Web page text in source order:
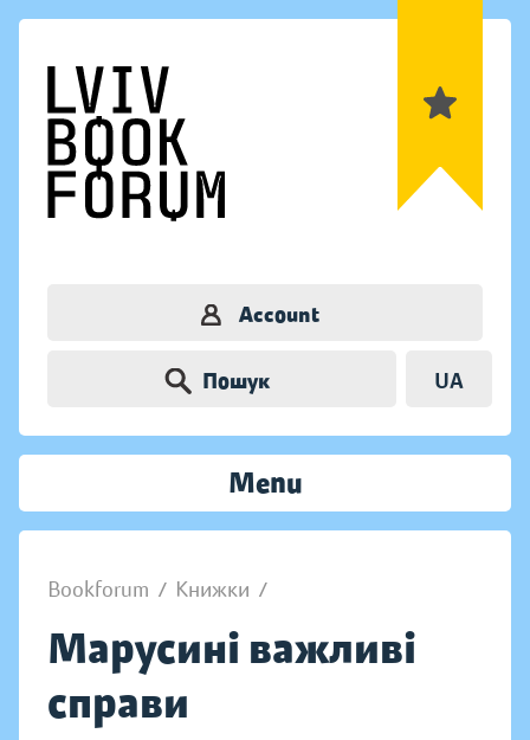
Account
Пошук UA
Menu
Bookforum / Книжки /
Марусині важливі
справи